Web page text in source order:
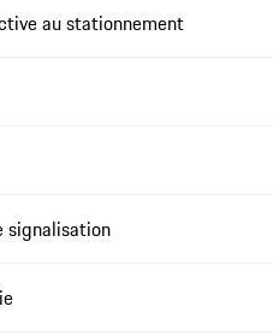
au stationnement
signalisation